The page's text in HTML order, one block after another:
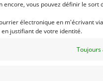
vous pouvez définir le sort
électronique en m'écrivant
justifiant de votre identité.
Toujours